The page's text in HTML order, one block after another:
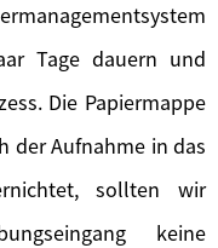
Tage dauern und
Die Papiermappe
der Aufnahme in das
sollten wir
keine